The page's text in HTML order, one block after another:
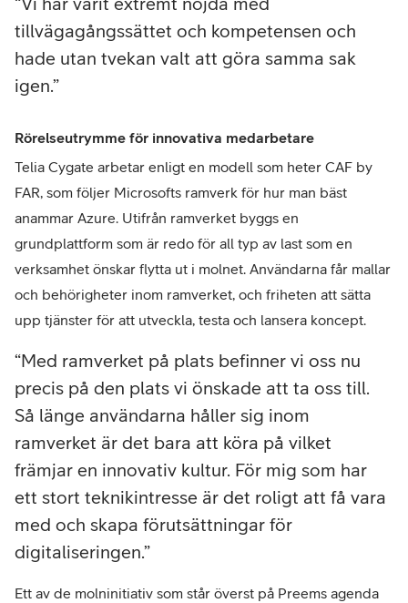
tillvägagångssättet och kompetensen och
hade utan tvekan valt att göra samma sak
igen.
Rörelseutrymme för innovativa medarbetare
Telia Cygate arbetar enligt en modell som heter CAF by
FAR, som följer Microsofts ramverk för hur man bäst
anammar Azure. Utifrån ramverket byggs en
grundplattform som är redo för all typ av last som en
verksamhet önskar flytta ut i molnet. Användarna får mallar
och behörigheter inom ramverket, och friheten att sätta
upp tjänster för att utveckla, testa och lansera koncept.
Med ramverket på plats befinner vi oss nu
precis på den plats vi önskade att ta oss till.
Så länge användarna håller sig inom
ramverket är det bara att köra på vilket
främjar en innovativ kultur. För mig som har
ett stort teknikintresse är det roligt att få vara
med och skapa förutsättningar för
digitaliseringen.
Ett av de molninitiativ som står överst på Preems agenda